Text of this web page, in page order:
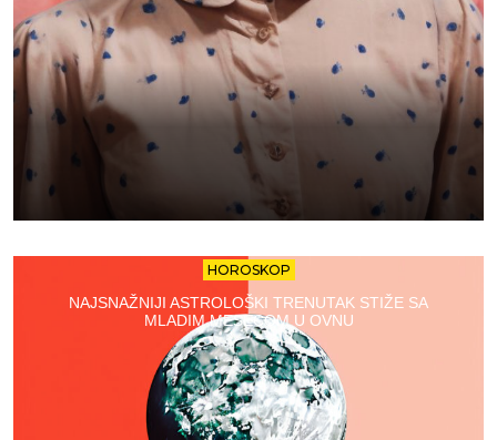
HOROSKOP
NAJSNAŽNIJI ASTROLOŠKI TRENUTAK STIŽE SA
MLADIM MESECOM U OVNU